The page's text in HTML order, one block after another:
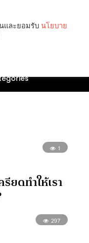
1
ยดทำให้เรา
297
และยอมรับ นโยบาย